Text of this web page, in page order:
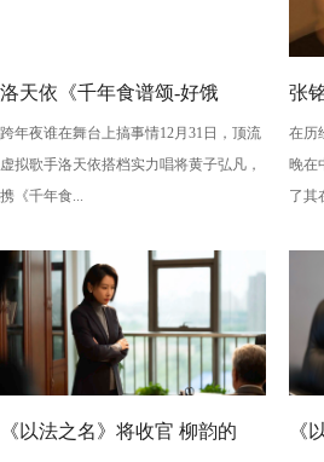
洛天依《千年食谱颂-好饿
版》：跨年夜最萌“食”光！
跨年夜谁在舞台上搞事情12月31日，顶流
虚拟歌手洛天依搭档实力唱将黄子弘凡，
携《千年食...
张
丹
情
在历
晚在
了其
《以法之名》将收官 柳韵的 《